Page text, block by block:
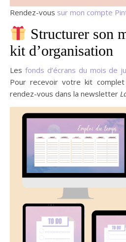
Rendez-vous sur mon compte
Structurer son
kit d’organisation
Les fonds d’écrans du mois de
Pour recevoir votre kit complet
rendez-vous dans la newsletter